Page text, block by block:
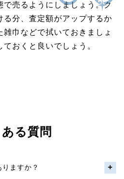
で売るようにしましょう。ク
る分、査定額がアップするか
雑巾などで拭いておきましょ
おくと良いでしょう。
る質問
ますか？